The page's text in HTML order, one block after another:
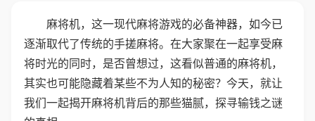
麻将机，这一现代麻将游戏的必备神器，如今已
逐渐取代了传统的手搓麻将。在大家聚在一起享受麻
将时光的同时，是否曾想过，这看似普通的麻将机，
其实也可能隐藏着某些不为人知的秘密？今天，就让
我们一起揭开麻将机背后的那些猫腻，探寻输钱之谜